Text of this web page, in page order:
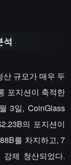
석
규모가 매우 두
포지션이 축적한
3일, CoinGlass
의 포지션이
를 차지하고, 7
제 청산되었다.